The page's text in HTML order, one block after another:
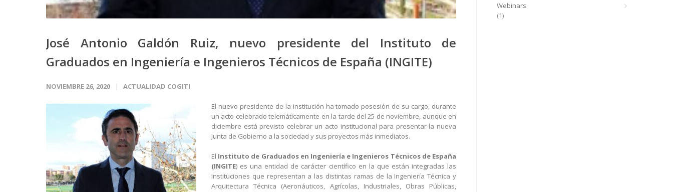
José Antonio Galdón Ruiz, nuevo presidente del Instituto de
Graduados en Ingeniería e Ingenieros Técnicos de España (INGITE)
NOVIEMBRE 26, 2020 ACTUALIDAD COGITI
El nuevo presidente de la institución ha tomado posesión de su cargo, durante
un acto celebrado telemáticamente en la tarde del 25 de noviembre, aunque en
diciembre está previsto celebrar un acto institucional para presentar la nueva
Junta de Gobierno a la sociedad y sus proyectos más inmediatos.
El Instituto de Graduados en Ingeniería e Ingenieros Técnicos de España
(INGITE) es una entidad de carácter científico en la que están integradas las
instituciones que representan a las distintas ramas de la Ingeniería Técnica y
Arquitectura Técnica (Aeronáuticos, Agrícolas, Industriales, Obras Públicas,
Webinars
(1)